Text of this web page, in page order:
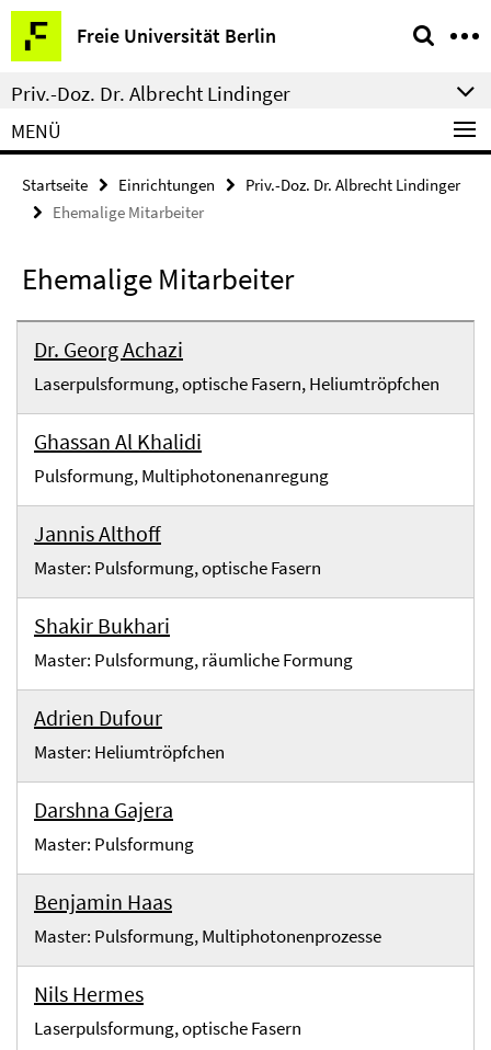
Springe
direkt
zu
Inhalt
Freie Universität Berlin
Service-
Navigation
Priv.-Doz. Dr. Albrecht Lindinger
MENÜ
Startseite Einrichtungen
Priv.-Doz. Dr. Albrecht Lindinger
Ehemalige Mitarbeiter
Ehemalige Mitarbeiter
Dr. Georg Achazi
Laserpulsformung, optische Fasern, Heliumtröpfchen
Ghassan Al Khalidi
Pulsformung, Multiphotonenanregung
Jannis Althoff
Master: Pulsformung, optische Fasern
Shakir Bukhari
Master: Pulsformung, räumliche Formung
Adrien Dufour
Master: Heliumtröpfchen
Darshna Gajera
Master: Pulsformung
Benjamin Haas
Master: Pulsformung, Multiphotonenprozesse
Nils Hermes
Laserpulsformung, optische Fasern